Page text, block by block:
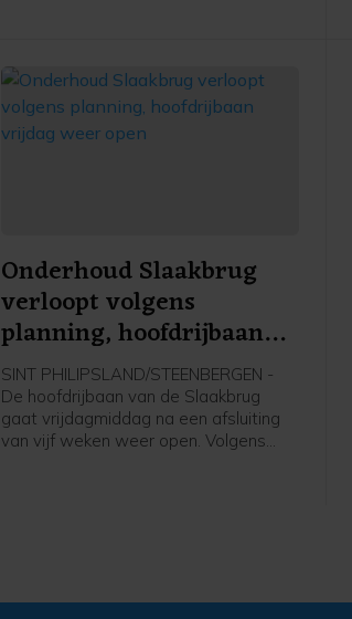
Onderhoud Slaakbrug
verloopt volgens
planning, hoofdrijbaan
vrijdag weer open
SINT PHILIPSLAND/STEENBERGEN -
De hoofdrijbaan van de Slaakbrug
gaat vrijdagmiddag na een afsluiting
van vijf weken weer open. Volgens